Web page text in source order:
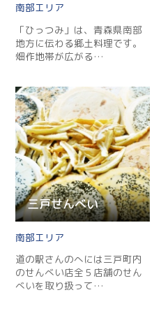
南部
「ひっつみ」は、青森県南部
地方に伝わる郷土料理です。
畑作地帯が広がる…
三戸せんべい
南部
道の駅さんのへには三戸町内
のせんべい店全５店舗のせん
べいを取り扱って…
Facebook
Line
Copy URL